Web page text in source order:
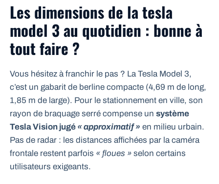
Les dimensions de la tesla
model 3 au quotidien : bonne à
tout faire ?
Vous hésitez à franchir le pas ? La Tesla Model 3,
c’est un gabarit de berline compacte (4,69 m de long,
1,85 m de large). Pour le stationnement en ville, son
rayon de braquage serré compense un système
Tesla Vision jugé « approximatif » en milieu urbain.
Pas de radar : les distances affichées par la caméra
frontale restent parfois « floues » selon certains
utilisateurs exigeants.